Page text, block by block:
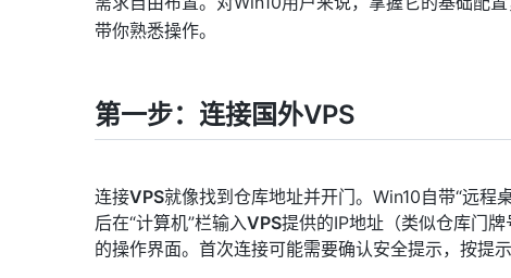
带你熟悉操作。
第一步：连接国外VPS
连接VPS就像找到仓库地址并开门。Win10自带“远
后在“计算机”栏输入VPS提供的IP地址（类似仓库门
的操作界面。首次连接可能需要确认安全提示，按提示